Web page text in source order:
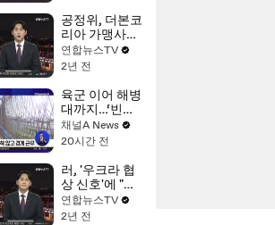
공정위, 더본코
리아 가맹사업
법 위반 여부 심
사 착수
연합뉴스TV
2년 전
육군 이어 해병
대까지…‘빈총
경계근무’ 논란
채널A News
20시간 전
러, '우크라 협
상 신호'에 "입
장 일치하지만
자세한 내용 필
연합뉴스TV
2년 전